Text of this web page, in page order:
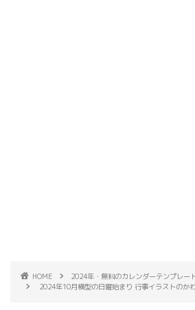
HOME
2024年・無料のカレンダーテンプレー
2024年10月横型の日曜始まり 行事イラストのか